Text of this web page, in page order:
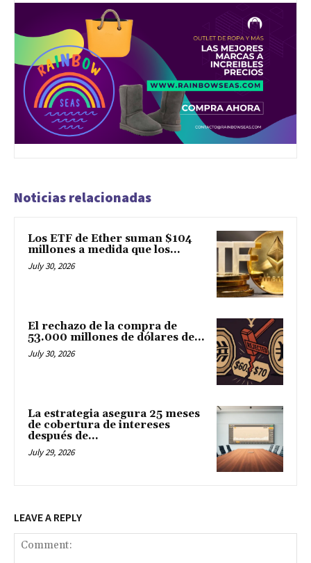
Noticias relacionadas
Los ETF de Ether suman $104
millones a medida que los...
July 30, 2026
El rechazo de la compra de
53.000 millones de dólares de...
July 30, 2026
La estrategia asegura 25 meses
de cobertura de intereses
después de...
July 29, 2026
LEAVE A REPLY